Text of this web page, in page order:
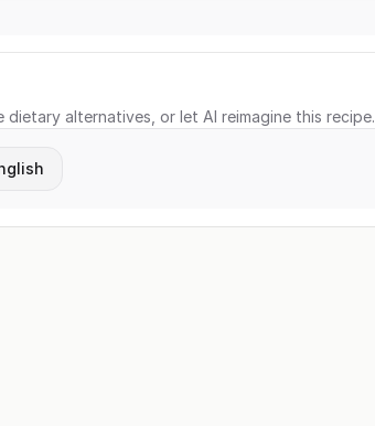
alternatives, or let AI reimagine this recipe.